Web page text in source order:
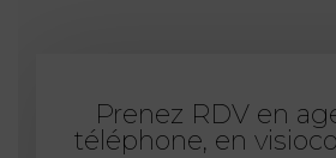
Prenez RDV en
téléphone, en